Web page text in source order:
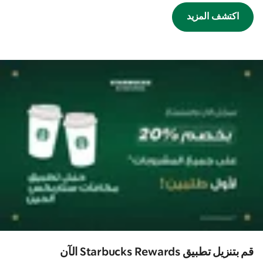
اكتشف المزيد
قم بتنزيل تطبيق Starbucks Rewards الآن